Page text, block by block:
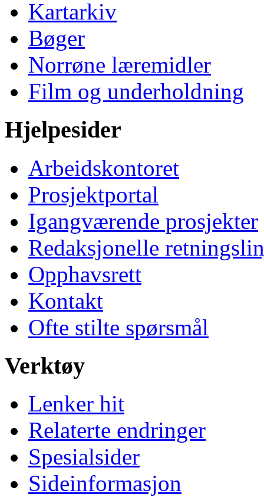
Kartarkiv
Bøger
Norrøne læremidler
Film og underholdning
Hjelpesider
Arbeidskontoret
Prosjektportal
Igangværende prosjekter
Redaksjonelle
Opphavsrett
Kontakt
Ofte stilte spørsmål
Verktøy
Lenker hit
Relaterte endringer
Spesialsider
Sideinformasjon